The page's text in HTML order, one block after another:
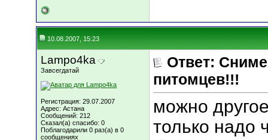
10.08.2007, 15:23
Lampo4ka
Завсегдатай
Регистрация: 29.07.2007
Адрес: Астана
Сообщений: 212
Сказал(а) спасибо: 0
Поблагодарили 0 раз(а) в 0
сообщениях
Ответ:
питомцев!!!
можно
только надо